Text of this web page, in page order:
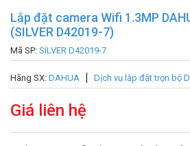
Lắp đặt camera Wifi 1.3MP
(SILVER D42019-7)
Mã SP: SILVER D42019-7
Hãng SX: DAHUA Dịch vụ lắp đặt trọn bộ
Giá liên hệ